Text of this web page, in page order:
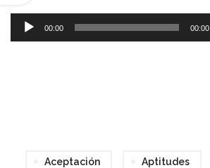
Reproductor
de
00:00 00:00
Aceptación Aptitudes